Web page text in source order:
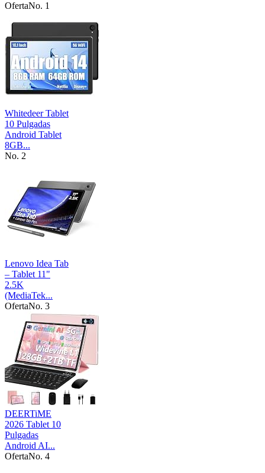
OfertaNo. 1
Whitedeer Tablet
10 Pulgadas
Android Tablet
8GB...
No. 2
Lenovo Idea Tab
– Tablet 11"
2.5K
(MediaTek...
OfertaNo. 3
DEERTiME
2026 Tablet 10
Pulgadas
Android AI...
OfertaNo. 4